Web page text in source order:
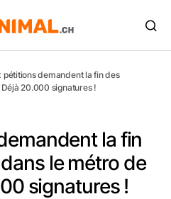
pétitions demandent la fin des
20.000 signatures !
la fin
le métro de
signatures !